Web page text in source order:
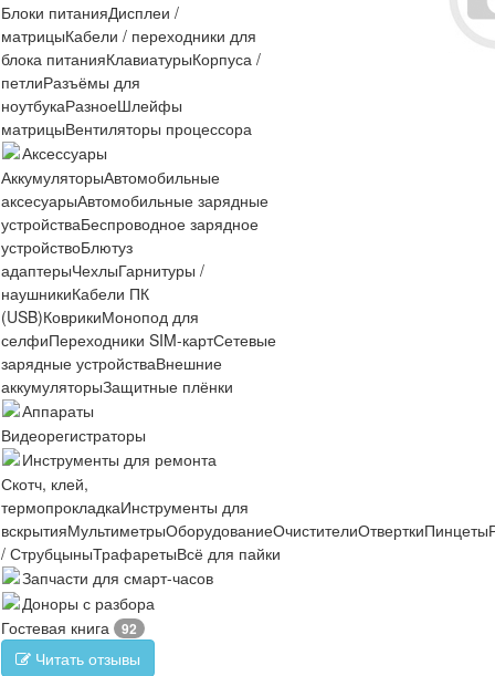
Блоки питанияДисплеи /
матрицыКабели / переходники для
блока питанияКлавиатурыКорпуса /
петлиРазъёмы для
ноутбукаРазноеШлейфы
матрицыВентиляторы процессора
Аксессуары
АккумуляторыАвтомобильные
аксесуарыАвтомобильные зарядные
устройстваБеспроводное зарядное
устройствоБлютуз
адаптерыЧехлыГарнитуры /
наушникиКабели ПК
(USB)КоврикиМонопод для
селфиПереходники SIM-картСетевые
зарядные устройстваВнешние
аккумуляторыЗащитные плёнки
Аппараты
Видеорегистраторы
Инструменты для ремонта
Скотч, клей,
термопрокладкаИнструменты для
вскрытияМультиметрыОборудованиеОчистителиОтверткиПинцеты
/ СтрубцыныТрафаретыВсё для пайки
Запчасти для смарт-часов
Доноры с разбора
Гостевая книга
92
Читать отзывы